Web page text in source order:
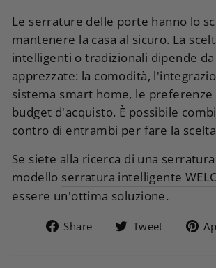
Le serrature delle porte hanno lo
mantenere la casa al sicuro. La
intelligenti o tradizionali dipende da
apprezzate: la comodità,
sistema smart home, le preferenze
budget d'acquisto. È possibile
contro di entrambi per fare la
Se siete alla ricerca di una
modello serratura intelligente
essere un'ottima soluzione.
Share Condividi su
Tweet Twitta